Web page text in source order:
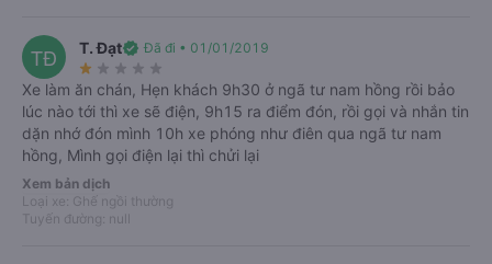
TĐ T. Đạtverified Đã đi • 01/01/2019
star_rate star_rate star_rate star_rate star_rate
Xe làm ăn chán, Hẹn khách 9h30 ở ngã tư nam hồng rồi bảo
lúc nào tới thì xe sẽ điện, 9h15 ra điểm đón, rồi gọi và nhắn tin
dặn nhớ đón mình 10h xe phóng như điên qua ngã tư nam
hồng, Mình gọi điện lại thì chửi lại
Xem bản dịch
Loại xe: Ghế ngồi thường
Tuyến đường: null